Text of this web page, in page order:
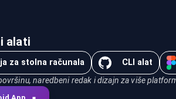
alati
za stolna računala CLI alat
naredbeni redak i dizajn za više
App